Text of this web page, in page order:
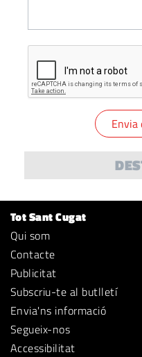
Tot Sant Cugat
Qui som
Contacte
Publicitat
Subscriu-te al butlletí
Envia'ns informació
Segueix-nos
Accessibilitat